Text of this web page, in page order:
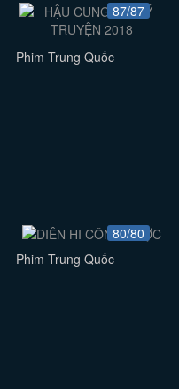
87/87
Phim Trung Quốc
80/80
Phim Trung Quốc